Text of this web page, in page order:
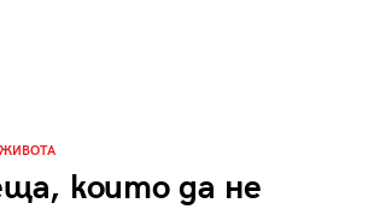
които да не